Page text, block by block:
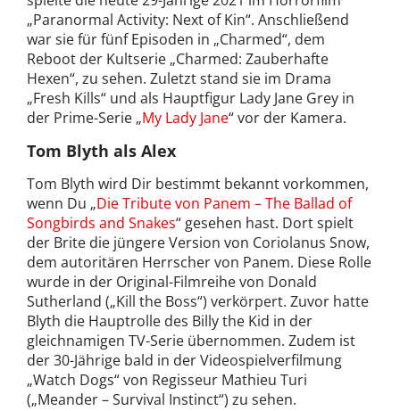
„Paranormal Activity: Next of Kin“. Anschließend
war sie für fünf Episoden in „Charmed“, dem
Reboot der Kultserie „Charmed: Zauberhafte
Hexen“, zu sehen. Zuletzt stand sie im Drama
„Fresh Kills“ und als Hauptfigur Lady Jane Grey in
der Prime-Serie „My Lady Jane“ vor der Kamera.
Tom Blyth als Alex
Tom Blyth wird Dir bestimmt bekannt vorkommen,
wenn Du „Die Tribute von Panem – The Ballad of
Songbirds and Snakes“ gesehen hast. Dort spielt
der Brite die jüngere Version von Coriolanus Snow,
dem autoritären Herrscher von Panem. Diese Rolle
wurde in der Original-Filmreihe von Donald
Sutherland („Kill the Boss“) verkörpert. Zuvor hatte
Blyth die Hauptrolle des Billy the Kid in der
gleichnamigen TV-Serie übernommen. Zudem ist
der 30-Jährige bald in der Videospielverfilmung
„Watch Dogs“ von Regisseur Mathieu Turi
(„Meander – Survival Instinct“) zu sehen.